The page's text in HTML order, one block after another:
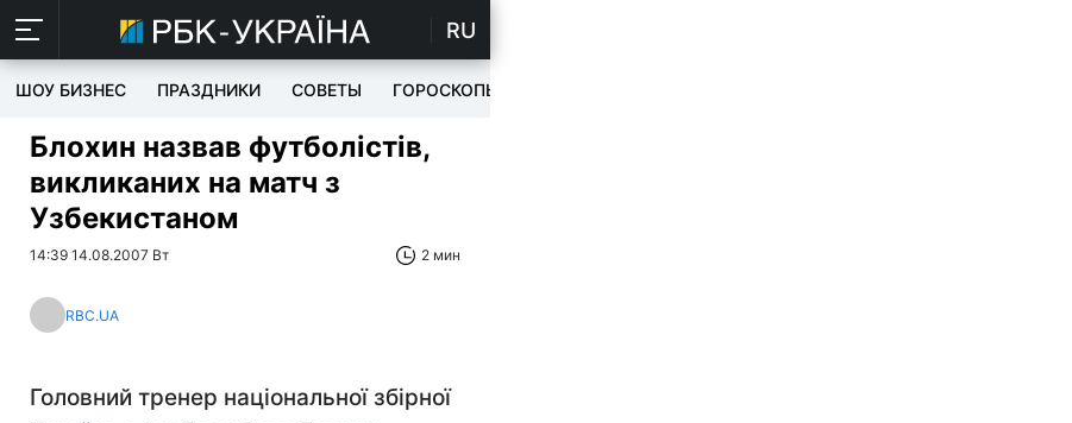
RU
ШОУ БИЗНЕС ПРАЗДНИКИ СОВЕТЫ ГОРОСКОПЫ
Блохин назвав футболістів,
викликаних на матч з
Узбекистаном
14:39 14.08.2007 Вт 2 мин
RBC.UA
Головний тренер національної збірної